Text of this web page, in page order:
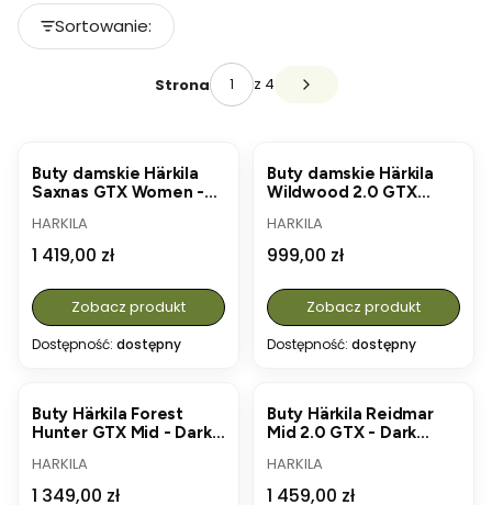
Lista produktów
Sortowanie:
Domyślne
Strona z 4 Następne produkty
Buty damskie Härkila
Saxnas GTX Women -
PRODUCENT
HARKILA
Cena
1 419,00 zł
Zobacz produkt
Dostępność: dostępny
Buty damskie Härkila
Wildwood 2.0 GTX
PRODUCENT
HARKILA
Cena
999,00 zł
Zobacz produkt
Dostępność: dostępny
Buty Härkila Forest
Hunter GTX Mid - Dark
PRODUCENT
HARKILA
Cena
1 349,00 zł
Buty Härkila Reidmar
Mid 2.0 GTX - Dark
PRODUCENT
HARKILA
Cena
1 459,00 zł